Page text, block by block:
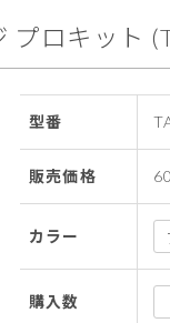
プロキット
型番
販売価格
カラー
購入数